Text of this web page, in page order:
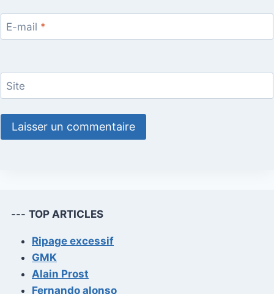
E-mail *
Site
--- TOP ARTICLES
Ripage excessif
GMK
Alain Prost
Fernando alonso